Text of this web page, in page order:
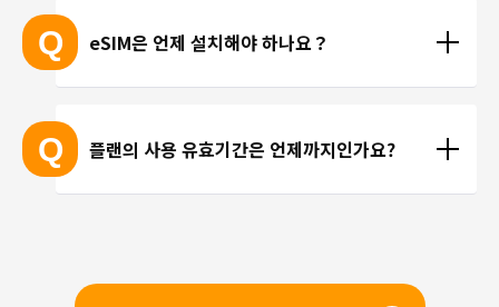
※ 고객님의 기기가 eSIM을 지원하는지 여부에 대해
서는 개별 문의를 통해 확인해 드리지 않습니다.
고 있지 않습니다. 카카오톡, 인스타그램 등 인터넷 회
선을 이용한 통화를 이용해 주시기 바랍니다.
Q eSIM은 언제 설치해야 하나요？
하셔도 괜찮습니다. 현지 공항의 와이파이 속도가 걱
정되시는 분들은 국내에서 설치 및 설정을 완료하고,
현지에서 eSIM만 전환하는 방법을 추천해 드립니다.
Q 플랜의 사용 유효기간은 언제까지인가요?